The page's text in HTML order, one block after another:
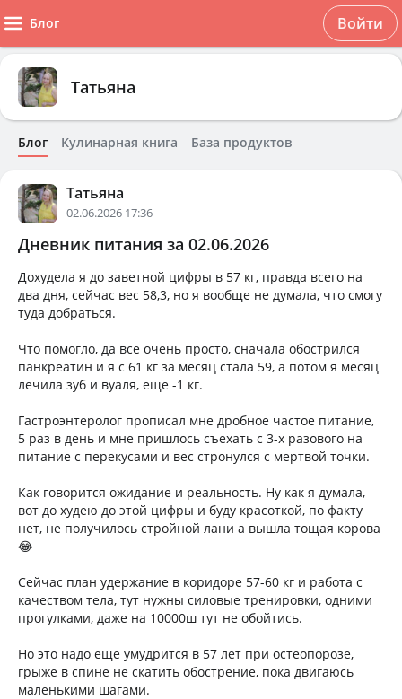
Блог Войти
Татьяна
Блог Кулинарная книга База продуктов
Татьяна
02.06.2026 17:36
Дневник питания за 02.06.2026
Дохудела я до заветной цифры в 57 кг, правда всего на
два дня, сейчас вес 58,3, но я вообще не думала, что смогу
туда добраться.
Что помогло, да все очень просто, сначала обострился
панкреатин и я с 61 кг за месяц стала 59, а потом я месяц
лечила зуб и вуаля, еще -1 кг.
Гастроэнтеролог прописал мне дробное частое питание,
5 раз в день и мне пришлось съехать с 3-х разового на
питание с перекусами и вес стронулся с мертвой точки.
Как говорится ожидание и реальность. Ну как я думала,
вот до худею до этой цифры и буду красоткой, по факту
нет, не получилось стройной лани а вышла тощая корова
😂
Сейчас план удержание в коридоре 57-60 кг и работа с
качеством тела, тут нужны силовые тренировки, одними
прогулками, даже на 10000ш тут не обойтись.
Но это надо еще умудрится в 57 лет при остеопорозе,
грыже в спине не скатить обострение, пока двигаюсь
маленькими шагами.